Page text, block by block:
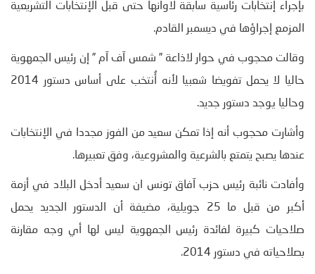
بإجراء إنتخابات رئاسية سابقة لاوانها حتى قبل الإنتخابات التشريعية
المزمع إجراؤها في ديسمبر القادم.
وقالت محجوب في حوار لاذاعة ” شمس آف آم ” إن رئيس الجمهوية
حاليا لا يحمل تفويضا شعبيا لأنه أُنتخب على أساس دستور 2014
وحاليا يوجد دستور جديد.
وأشارت محجوب أنه إذا تمكن سعيد من الفوز مجددا في الإنتخابات
عندها يصبح يتمتع بالشرعية والمشروعية، وفق تعبيرها.
وأفادت نائبة رئيس حزب آفاق تونس ان سعيد أدخل البلاد في أزمة
أكبر من قبل ما 25 جويلية، مضيفة أن الدستور الجديد يحمل
صلاحيات كبيرة لفائدة رئيس الجمهوية ليس لها أي وجه مقارنة
بصلاحياته في دستور 2014.